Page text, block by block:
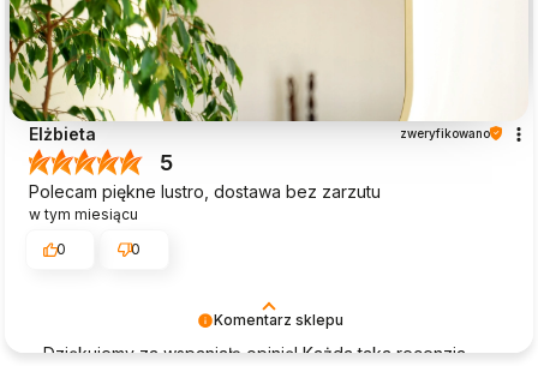
Komentarz sklepu
Dziękujemy za wspaniałą opinię! Każda taka recenzja
Elżbieta zweryfikowano
5
Polecam piękne lustro, dostawa bez zarzutu
w tym miesiącu
0
0